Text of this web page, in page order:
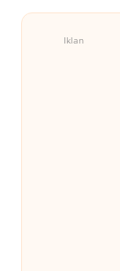
Iklan